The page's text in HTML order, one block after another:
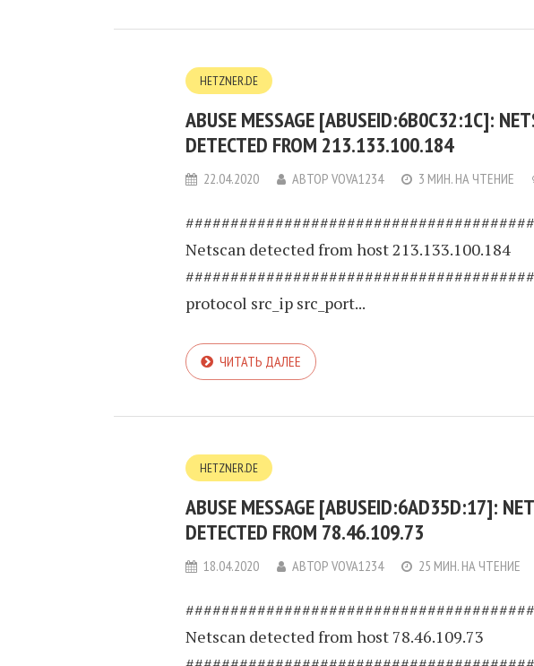
HETZNER.DE
ABUSE MESSAGE [ABUSEID:6B0C32:1C]:
DETECTED FROM 213.133.100.184
22.04.2020 АВТОР VOVA1234 3 МИН. НА ЧТЕНИЕ
Netscan detected from host 213.133.100.184
protocol src_ip src_port...
ЧИТАТЬ ДАЛЕЕ
HETZNER.DE
ABUSE MESSAGE [ABUSEID:6AD35D:17]:
DETECTED FROM 78.46.109.73
18.04.2020 АВТОР VOVA1234 25 МИН. НА ЧТЕНИЕ
Netscan detected from host 78.46.109.73